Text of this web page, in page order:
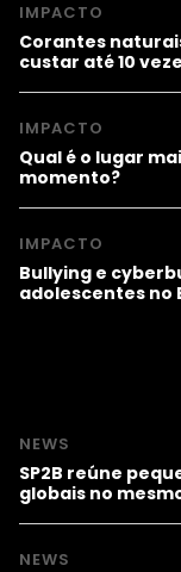
IMPACTO
Corantes
custar até 10
IMPACTO
Qual é o lugar
momento?
IMPACTO
Bullying e
adolescentes no
NEWS
SP2B reúne
globais no
NEWS